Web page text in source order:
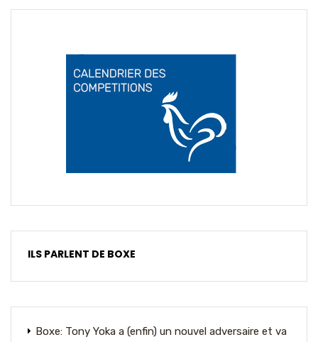
ILS PARLENT DE BOXE
Boxe: Tony Yoka a (enfin) un nouvel adversaire et va